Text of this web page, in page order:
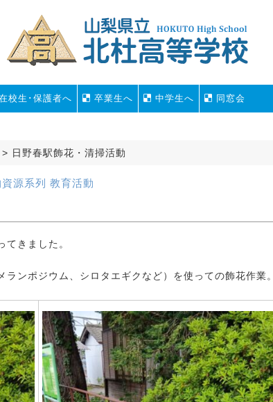
校生･保護者へ 卒業生へ 中学生へ 同窓会
> 日野春駅飾花・清掃活動
源系列 教育活動
きました。
ンポジウム、シロタエギクなど）を使っての飾花作業。